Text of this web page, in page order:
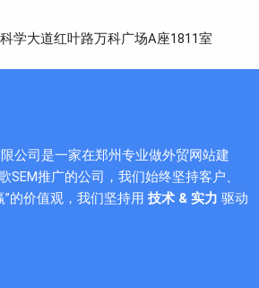
学大道红叶路万科广场A座1811室
公司是一家在郑州专业做外贸网站建
SEM推广的公司，我们始终坚持客户、
的价值观，我们坚持用 技术 & 实力 驱动